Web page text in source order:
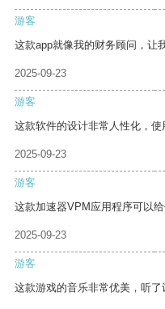
游客
这款app就像我的财务顾问，让
2025-09-23
游客
这款软件的设计非常人性化，使
2025-09-23
游客
这款加速器VPM应用程序可以
2025-09-23
游客
这款游戏的音乐非常优美，听了